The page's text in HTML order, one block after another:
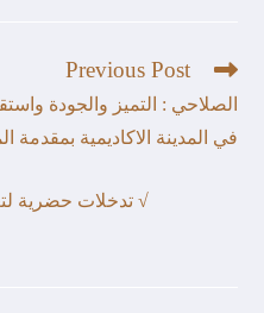
Previous Post
الصلاحي : التميز والجودة
في المدينة الاكاديمية بمقدمة
√ تدخلات حضرية